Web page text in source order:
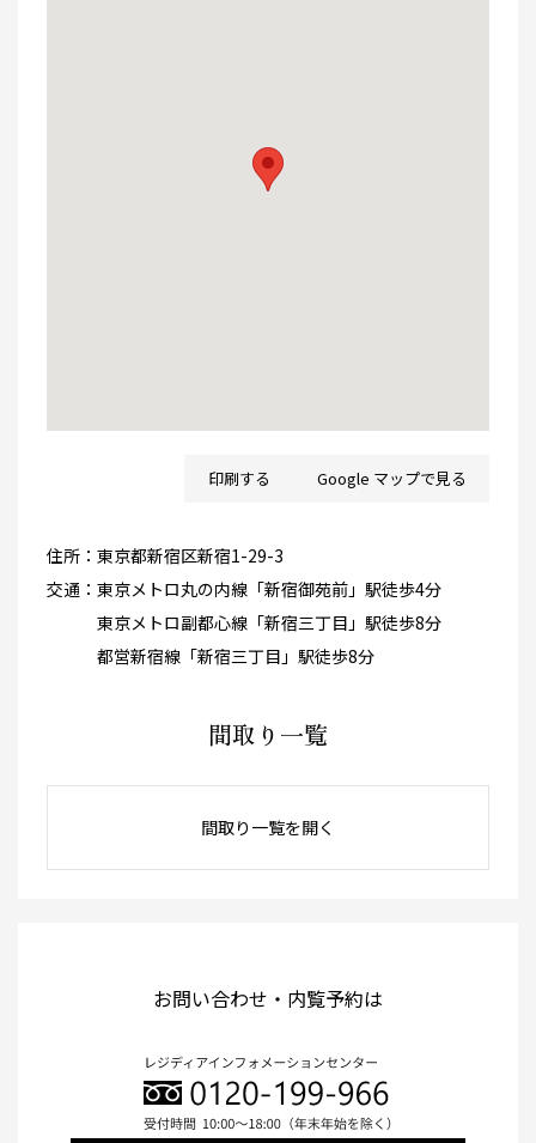
住所： 東京都新宿区新宿1-29-3
交通： 東京メトロ丸の内線「新宿御苑前」駅徒歩4分
東京メトロ副都心線「新宿三丁目」駅徒歩8分
都営新宿線「新宿三丁目」駅徒歩8分
印刷する Google マップで見る
間取り一覧
間取り一覧を開く
お問い合わせ・内覧予約は